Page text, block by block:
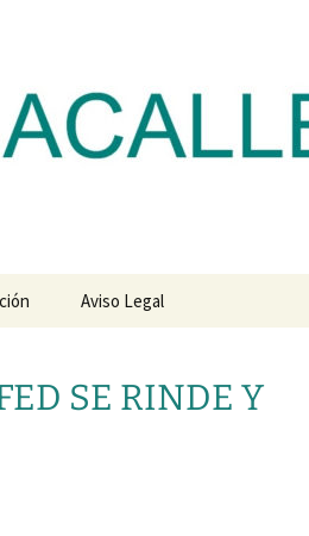
Aviso Legal
SE RINDE Y